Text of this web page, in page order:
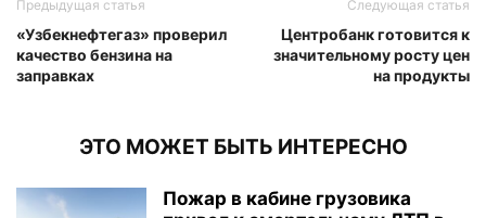
Предыдущая статья
«Узбекнефтегаз» проверил
качество бензина на
заправках
Следующая статья
Центробанк готовится к
значительному росту цен
на продукты
ЭТО МОЖЕТ БЫТЬ ИНТЕРЕСНО
Пожар в кабине грузовика